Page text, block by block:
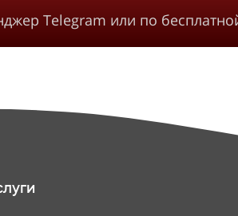
Telegram или по